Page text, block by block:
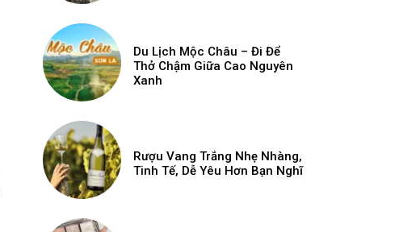
Du Lịch Mộc Châu – Đi Để
Thở Chậm Giữa Cao Nguyên
Xanh
Rượu Vang Trắng Nhẹ Nhàng,
Tinh Tế, Dễ Yêu Hơn Bạn Nghĩ